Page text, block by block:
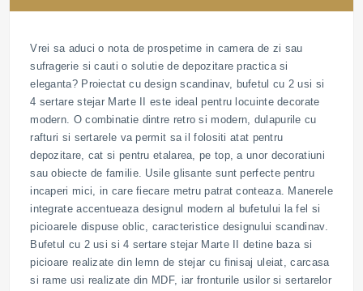
Vrei sa aduci o nota de prospetime in camera de zi sau
sufragerie si cauti o solutie de depozitare practica si
eleganta? Proiectat cu design scandinav, bufetul cu 2 usi si
4 sertare stejar Marte II este ideal pentru locuinte decorate
modern. O combinatie dintre retro si modern, dulapurile cu
rafturi si sertarele va permit sa il folositi atat pentru
depozitare, cat si pentru etalarea, pe top, a unor decoratiuni
sau obiecte de familie. Usile glisante sunt perfecte pentru
incaperi mici, in care fiecare metru patrat conteaza. Manerele
integrate accentueaza designul modern al bufetului la fel si
picioarele dispuse oblic, caracteristice designului scandinav.
Bufetul cu 2 usi si 4 sertare stejar Marte II detine baza si
picioare realizate din lemn de stejar cu finisaj uleiat, carcasa
si rame usi realizate din MDF, iar fronturile usilor si sertarelor